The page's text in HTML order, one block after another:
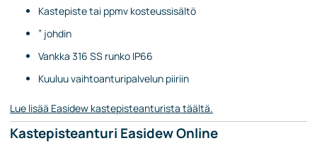
Kastepiste tai ppmv kosteussisältö
” johdin
Vankka 316 SS runko IP66
Kuuluu vaihtoanturipalvelun piiriin
Lue lisää Easidew kastepisteanturista täältä.
Kastepisteanturi Easidew Online